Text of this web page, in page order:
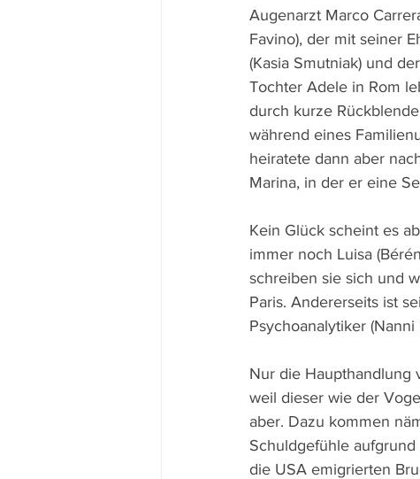
Augenarzt Marco
Favino), der mit seiner
(Kasia Smutniak) und
Tochter Adele in Rom
durch kurze
während eines
heiratete dann aber
Marina, in der er eine
Kein Glück scheint es
immer noch Luisa
schreiben sie sich und
Paris. Andererseits ist
Psychoanalytiker
Nur die Haupthandlung
weil dieser wie der
aber. Dazu kommen
Schuldgefühle
die USA emigrierten